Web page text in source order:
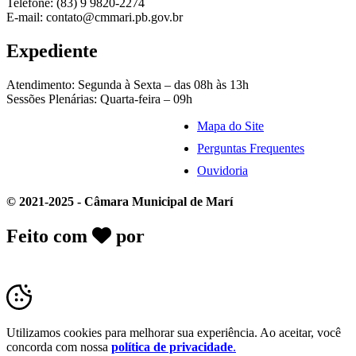
Telefone: (83) 9 9820-2274
E-mail: contato@cmmari.pb.gov.br
Expediente
Atendimento: Segunda à Sexta – das 08h às 13h
Sessões Plenárias: Quarta-feira – 09h
Mapa do Site
Perguntas Frequentes
Ouvidoria
© 2021-2025 - Câmara Municipal de Marí
Feito com por
Utilizamos cookies para melhorar sua experiência. Ao aceitar, você
concorda com nossa política de privacidade.